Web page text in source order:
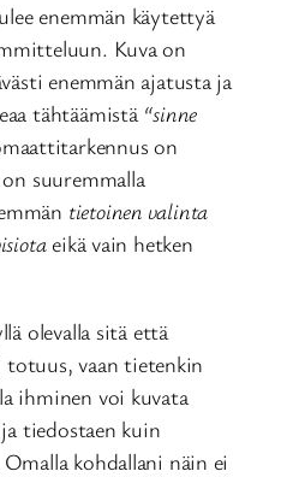
enemmän käytettyä
Kuva on
enemmän ajatusta ja
tähtäämistä “sinne
on
suuremmalla
tietoinen valinta
eikä vain hetken
olevalla sitä että
totuus, vaan tietenkin
ihminen voi kuvata
tiedostaen kuin
kohdallani näin ei